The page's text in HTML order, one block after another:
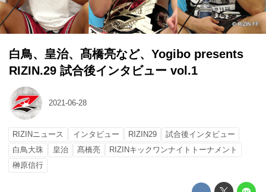
白鳥、皇治、髙橋亮など、Yogibo presents
RIZIN.29 試合後インタビュー vol.1
2021-06-28
RIZINニュース インタビュー RIZIN29
試合後インタビュー
白鳥大珠
皇治 髙橋亮
RIZINキックワンナイトトーナメント
榊原信行